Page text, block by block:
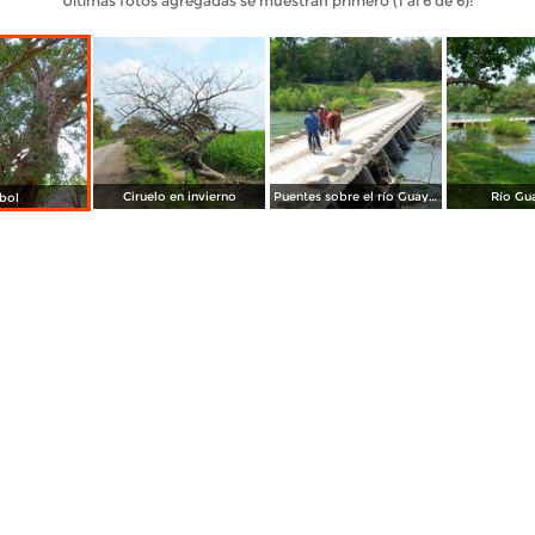
Ciruelo en invierno Puentes sobre el río Guayalejo Río